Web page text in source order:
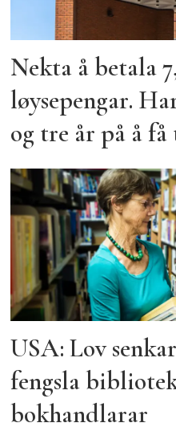
Nekta å betala
løysepengar.
og tre år på å
USA: Lov
fengsla
bokhandlarar